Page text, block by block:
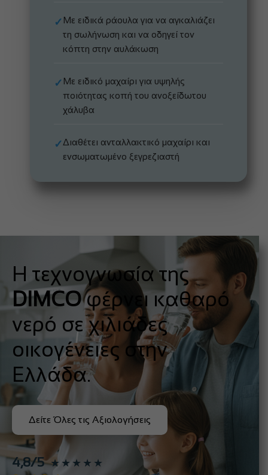
✓ Με ειδικά ράουλα για να αγκαλιάζει
τη σωλήνωση και να οδηγεί τον
κόπτη στην αυλάκωση
✓ Με ειδικό μαχαίρι για υψηλής
ποιότητας κοπή του ανοξείδωτου
χάλυβα
✓Διαθέτει ανταλλακτικό μαχαίρι και
ενσωματωμένο ξεγρεζιαστή
Η τεχνογνωσία της
DIMCOφέρνει καθαρό
νερό σε χιλιάδες
οικογένειες στην
Ελλάδα.
Δείτε Όλες τις Αξιολογήσεις
4,8/5 ★★★★★